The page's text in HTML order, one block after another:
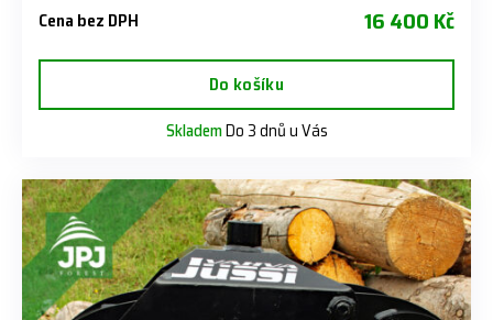
Cena bez DPH 16 400 Kč
Do košíku
SklademDo 3 dnů u Vás